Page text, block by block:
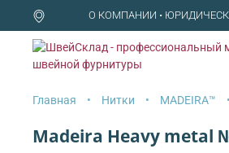
О КОМПАНИИ •
Главная Нитки MADEIRA™
Madeira Heavy metal